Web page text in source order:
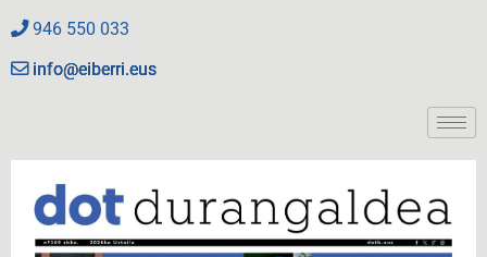
946 550 033
info@eiberri.eus